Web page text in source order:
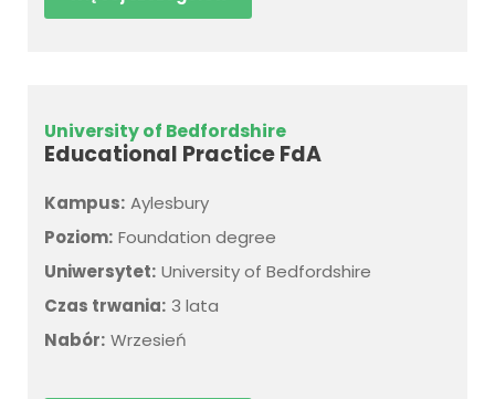
University of Bedfordshire
Educational Practice FdA
Kampus: Aylesbury
Poziom: Foundation degree
Uniwersytet: University of Bedfordshire
Czas trwania: 3 lata
Nabór: Wrzesień